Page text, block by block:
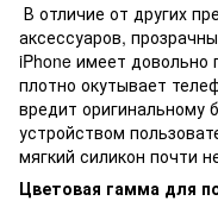
В отличие от других
аксессуаров,
iPhone имеет довольно
плотно окутывает
вредит оригинальному
устройством
мягкий силикон почти
Цветовая гамма для